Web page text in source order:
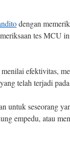
dengan
tes MCU
efektivitas,
telah terjadi
untuk seseorang
empedu, atau